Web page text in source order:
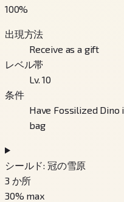
100%
出現方法
Receive as a gift
レベル帯
Lv. 10
条件
Have Fossilized Dino
bag
シールド: 冠の雪原
3 か所
30% max